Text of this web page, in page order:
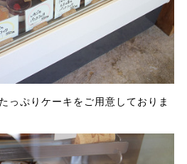
っぷりケーキをご用意しておりま